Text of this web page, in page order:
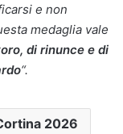
e non
medaglia vale
di rinunce e di
“.
2026